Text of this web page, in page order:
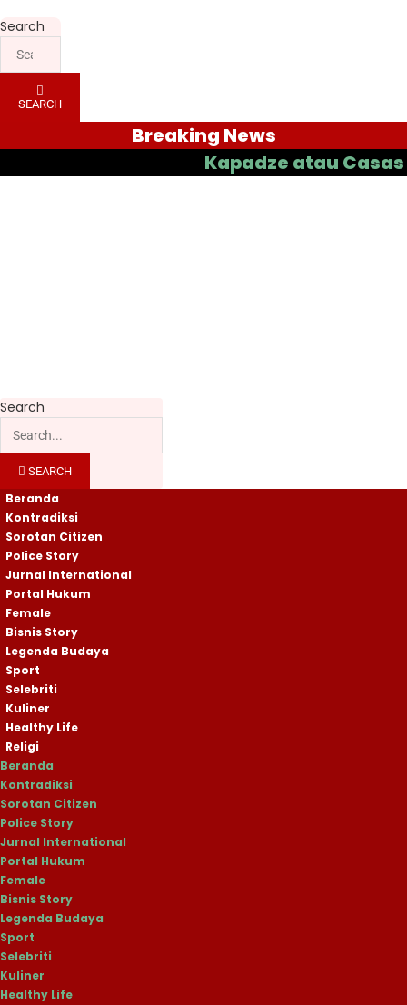
Search
SEARCH
Breaking News
Kapadze atau Casas yang
Search
SEARCH
Beranda
Kontradiksi
Sorotan Citizen
Police Story
Jurnal International
Portal Hukum
Female
Bisnis Story
Legenda Budaya
Sport
Selebriti
Kuliner
Healthy Life
Religi
Beranda
Kontradiksi
Sorotan Citizen
Police Story
Jurnal International
Portal Hukum
Female
Bisnis Story
Legenda Budaya
Sport
Selebriti
Kuliner
Healthy Life